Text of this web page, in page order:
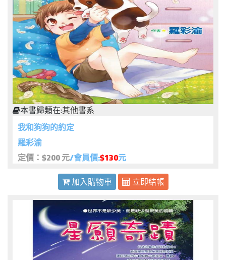
本書歸類在:其他書系
我和狗狗的約定
羅彩渝
定價：$200 元/會員價:$130元
加入購物車
立即結帳